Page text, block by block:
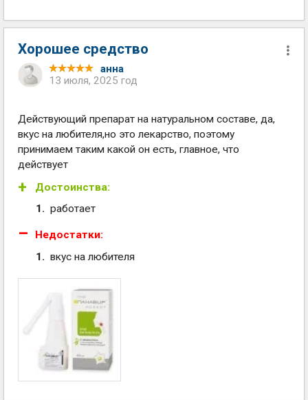
Хорошее средство
анна
13 июля, 2025 год
Действующий препарат на натуральном составе, да,
вкус на любителя,но это лекарство, поэтому
принимаем таким какой он есть, главное, что
действует
Достоинства:
работает
Недостатки:
вкус на любителя